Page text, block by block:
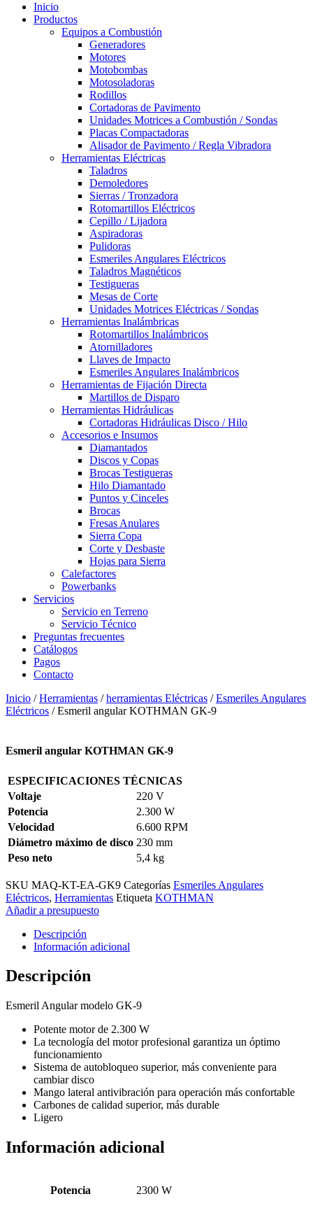
Inicio
Productos
Equipos a Combustión
Generadores
Motores
Motobombas
Motosoladoras
Rodillos
Cortadoras de Pavimento
Unidades Motrices a Combustión / Sondas
Placas Compactadoras
Alisador de Pavimento / Regla Vibradora
Herramientas Eléctricas
Taladros
Demoledores
Sierras / Tronzadora
Rotomartillos Eléctricos
Cepillo / Lijadora
Aspiradoras
Pulidoras
Esmeriles Angulares Eléctricos
Taladros Magnéticos
Testigueras
Mesas de Corte
Unidades Motrices Eléctricas / Sondas
Herramientas Inalámbricas
Rotomartillos Inalámbricos
Atornilladores
Llaves de Impacto
Esmeriles Angulares Inalámbricos
Herramientas de Fijación Directa
Martillos de Disparo
Herramientas Hidráulicas
Cortadoras Hidráulicas Disco / Hilo
Accesorios e Insumos
Diamantados
Discos y Copas
Brocas Testigueras
Hilo Diamantado
Puntos y Cinceles
Brocas
Fresas Anulares
Sierra Copa
Corte y Desbaste
Hojas para Sierra
Calefactores
Powerbanks
Servicios
Servicio en Terreno
Servicio Técnico
Preguntas frecuentes
Catálogos
Pagos
Contacto
Inicio /Herramientas /herramientas Eléctricas /Esmeriles Angulares
Eléctricos / Esmeril angular KOTHMAN GK-9
Esmeril angular KOTHMAN GK-9
ESPECIFICACIONES TÉCNICAS
Voltaje
220 V
Potencia
2.300 W
Velocidad
6.600 RPM
Diámetro máximo de disco 230 mm
Peso neto
5,4 kg
SKU MAQ-KT-EA-GK9 Categorías Esmeriles Angulares
Eléctricos, Herramientas Etiqueta KOTHMAN
Añadir a presupuesto
Descripción
Información adicional
Descripción
Esmeril Angular modelo GK-9
Potente motor de 2.300 W
La tecnología del motor profesional garantiza un óptimo
funcionamiento
Sistema de autobloqueo superior, más conveniente para
cambiar disco
Mango lateral antivibración para operación más confortable
Carbones de calidad superior, más durable
Ligero
Información adicional
Potencia 2300 W